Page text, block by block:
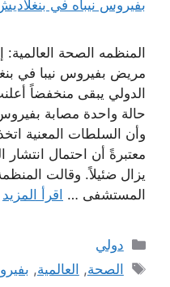
المنظمه الصحة العالمية:
مريض بفيروس نيبا في
الدولي يبقى منخفضاً
حالة واحدة مصابة
وأن السلطات المعنية
معتبرةً أن احتمال
يزال ضئيلاً. وقالت
المستشفى … اقرأ المزيد
التصنيفات
دولي
الوسوم
الصحة, العالمية,